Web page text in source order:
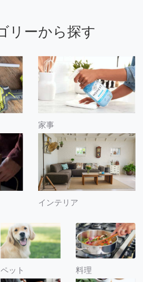
リーから探す
家事
インテリア
ペット 料理